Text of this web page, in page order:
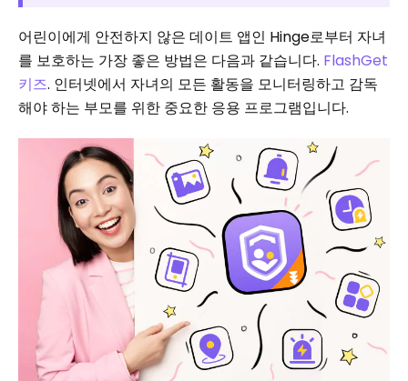
어린이에게 안전하지 않은 데이트 앱인 Hinge로부터 자녀
를 보호하는 가장 좋은 방법은 다음과 같습니다. FlashGet
키즈. 인터넷에서 자녀의 모든 활동을 모니터링하고 감독
해야 하는 부모를 위한 중요한 응용 프로그램입니다.